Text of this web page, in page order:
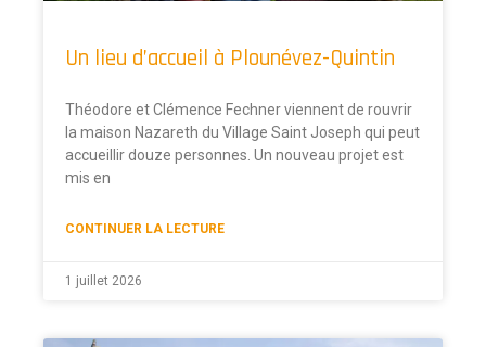
Un lieu d’accueil à Plounévez-Quintin
Théodore et Clémence Fechner viennent de rouvrir
la maison Nazareth du Village Saint Joseph qui peut
accueillir douze personnes. Un nouveau projet est
mis en
CONTINUER LA LECTURE
1 juillet 2026